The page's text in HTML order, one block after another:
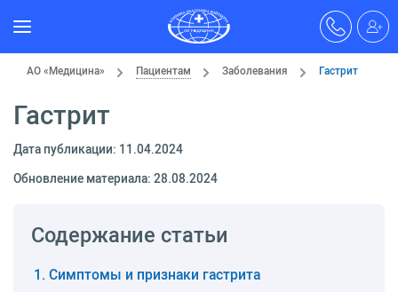
АО «Медицина» Пациентам Заболевания Гастрит
Гастрит
Дата публикации: 11.04.2024
Обновление материала: 28.08.2024
Содержание статьи
Симптомы и признаки гастрита